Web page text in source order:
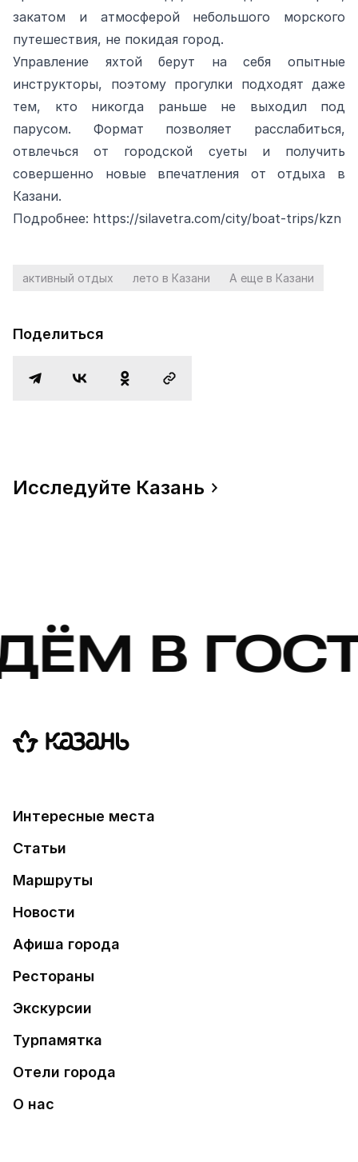
закатом и атмосферой небольшого морского
путешествия, не покидая город.
Управление яхтой берут на себя опытные
инструкторы, поэтому прогулки подходят даже
тем, кто никогда раньше не выходил под
парусом. Формат позволяет расслабиться,
отвлечься от городской суеты и получить
совершенно новые впечатления от отдыха в
Казани.
Подробнее: https://silavetra.com/city/boat-trips/kzn
активный отдых лето в Казани А еще в Казани
Поделиться
Исследуйте Казань
ГОСТИ!
Интересные места
Статьи
Маршруты
Новости
Афиша города
Рестораны
Экскурсии
Турпамятка
Отели города
О нас